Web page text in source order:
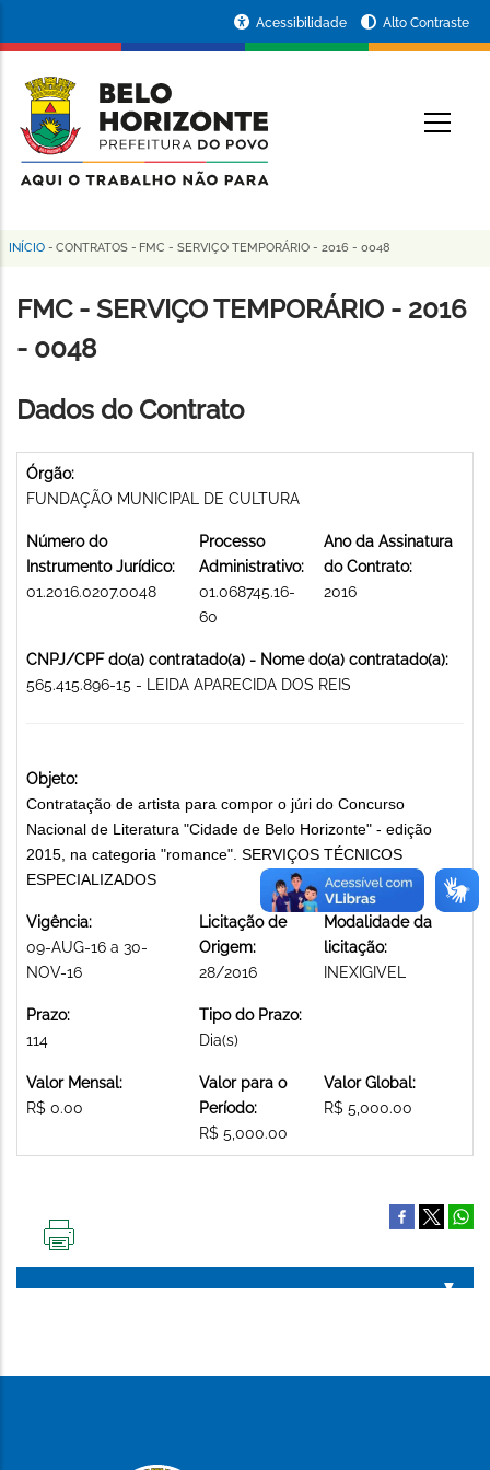
conteúdo
principal
da
Prefeitura
de
Horizonte
Acessibilidade Alto Contraste
Trilha
de
navegação
INÍCIO - CONTRATOS - FMC - SERVIÇO TEMPORÁRIO - 2016 - 0048
FMC - SERVIÇO TEMPORÁRIO - 2016
- 0048
Dados do Contrato
Órgão:
FUNDAÇÃO MUNICIPAL DE CULTURA
Número do
Instrumento Jurídico:
01.2016.0207.0048
Processo
Administrativo:
01.068745.16-
60
Ano da Assinatura
do Contrato:
2016
CNPJ/CPF do(a) contratado(a) - Nome do(a) contratado(a):
565.415.896-15 - LEIDA APARECIDA DOS REIS
Objeto:
Contratação de artista para compor o júri do Concurso
Nacional de Literatura "Cidade de Belo Horizonte" - edição
2015, na categoria "romance". SERVIÇOS TÉCNICOS
ESPECIALIZADOS
Vigência:
09-AUG-16 a 30-
NOV-16
Licitação de
Origem:
28/2016
Modalidade da
licitação:
INEXIGIVEL
Prazo:
114
Tipo do Prazo:
Dia(s)
Valor Mensal:
R$ 0.00
Valor para o
Período:
R$ 5,000.00
Valor Global:
R$ 5,000.00
PÁGINA